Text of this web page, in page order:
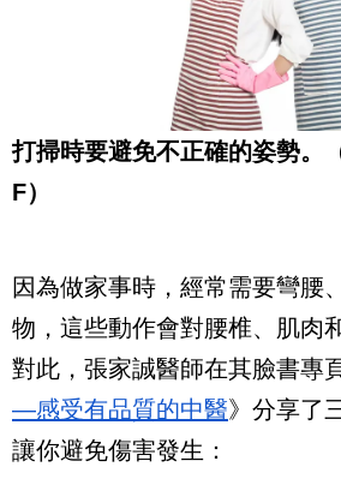
打掃時要避免不正確的姿勢。
F）
因為做家事時，經常需要彎腰
物，這些動作會對腰椎、肌肉
對此，張家誠醫師在其臉書專
—感受有品質的中醫》分享了
讓你避免傷害發生：